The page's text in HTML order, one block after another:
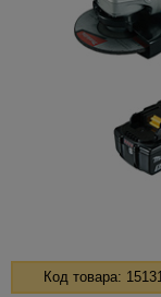
Код товара: